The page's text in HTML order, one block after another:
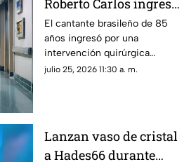
Roberto Carlos ingresa
a un hospital; esto
sabemos sobre su
estado de salud
El cantante brasileño de 85
años ingresó por una
intervención quirúrgica
programada; te contamos los
julio 25, 2026 11:30 a. m.
Lanzan vaso de cristal
a Hades66 durante